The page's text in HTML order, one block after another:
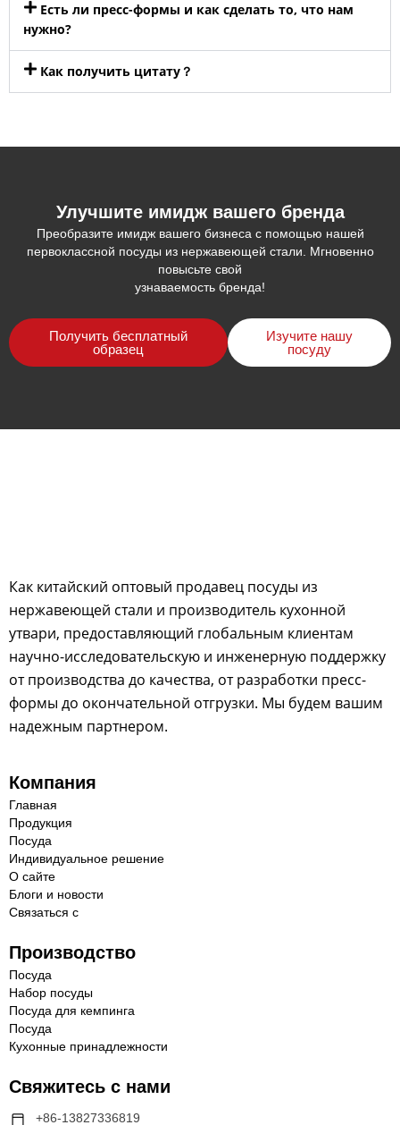
Есть ли пресс-формы и как сделать то, что нам
нужно?
Как получить цитату？
Улучшите имидж вашего бренда
Преобразите имидж вашего бизнеса с помощью нашей
первоклассной посуды из нержавеющей стали. Мгновенно
повысьте свой
узнаваемость бренда!
Получить бесплатный
образец
Изучите нашу
посуду
Как китайский оптовый продавец посуды из
нержавеющей стали и производитель кухонной
утвари, предоставляющий глобальным клиентам
научно-исследовательскую и инженерную поддержку
от производства до качества, от разработки пресс-
формы до окончательной отгрузки. Мы будем вашим
надежным партнером.
Компания
Главная
Продукция
Посуда
Индивидуальное решение
О сайте
Блоги и новости
Связаться с
Производство
Посуда
Набор посуды
Посуда для кемпинга
Посуда
Кухонные принадлежности
Свяжитесь с нами
+86-13827336819